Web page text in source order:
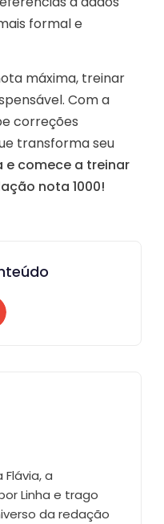
formal e
máxima, treinar
Com a
correções
transforma seu
e comece a treinar
nota 1000!
Flávia, a
Linha e trago
da redação